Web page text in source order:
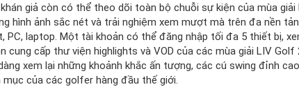
giả còn có thể theo dõi toàn bộ chuỗi sự kiện của mùa
hình ảnh sắc nét và trải nghiệm xem mượt mà trên đa nền
PC, laptop. Một tài khoản có thể đăng nhập tối đa 5 thiết bị,
cung cấp thư viện highlights và VOD của các mùa giải LIV Golf
xem lại những khoảnh khắc ấn tượng, các cú swing đỉnh
của các golfer hàng đầu thế giới.